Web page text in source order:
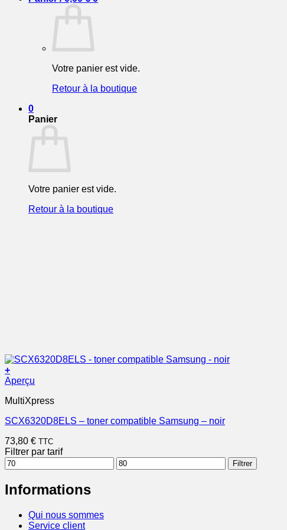
Votre panier est vide.
Retour à la boutique
0
Panier
Votre panier est vide.
Retour à la boutique
+
Aperçu
MultiXpress
SCX6320D8ELS – toner compatible Samsung – noir
73,80 € TTC
Filtrer par tarif
Prix
min
Prix
max
Filtrer
Informations
Qui nous sommes
Service client